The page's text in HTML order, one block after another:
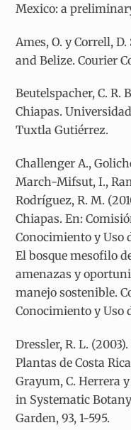
Mexico: a
Ames, O. y Correll,
and Belize. Courier
Beutelspacher, C. R.
Chiapas.
Tuxtla Gutiérrez.
Challenger A.,
March-Mifsut, I.,
Rodríguez, R. M.
Chiapas. En:
Conocimiento y Uso
El bosque mesofilo
amenazas y
manejo sostenible.
Conocimiento y Uso
Dressler, R. L.
Plantas de Costa
Grayum, C. Herrera
in Systematic
Garden, 93, 1-595.